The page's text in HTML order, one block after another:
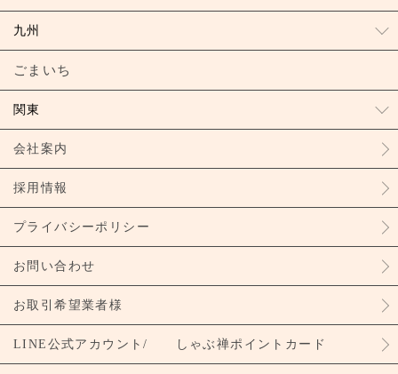
九州
ごまいち
関東
会社案内
採用情報
プライバシーポリシー
お問い合わせ
お取引希望業者様
LINE公式アカウント/ しゃぶ禅ポイントカード